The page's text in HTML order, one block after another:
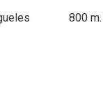
Migueles